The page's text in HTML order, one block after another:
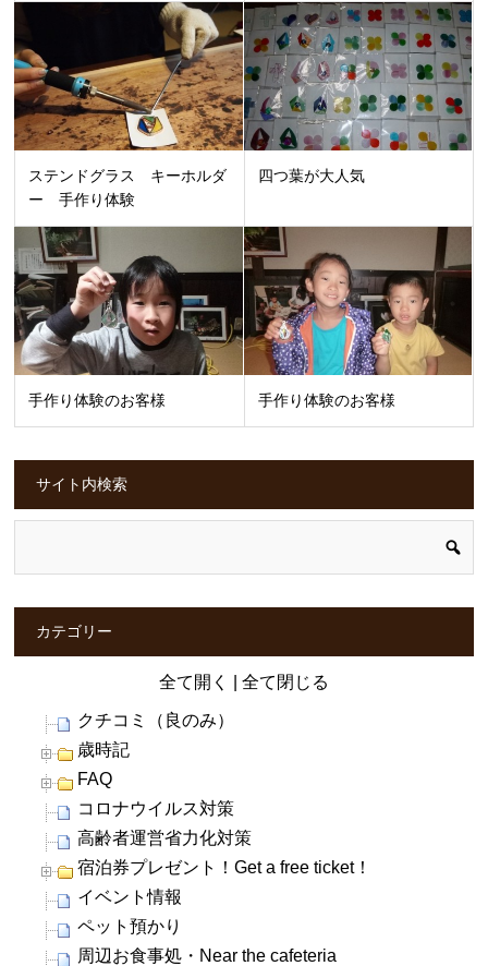
ステンドグラス キーホルダ
ー 手作り体験
四つ葉が大人気
手作り体験のお客様 手作り体験のお客様
サイト内検索
カテゴリー
全て開く 全て閉じる
クチコミ（良のみ）
歳時記
FAQ
コロナウイルス対策
高齢者運営省力化対策
宿泊券プレゼント！Get a free ticket！
イベント情報
ペット預かり
周辺お食事処・Near the cafeteria